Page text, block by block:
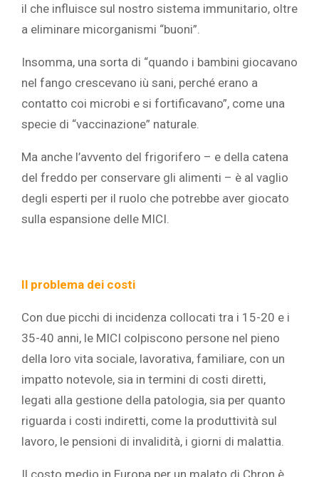
il che influisce sul nostro sistema immunitario, oltre
a eliminare micorganismi “buoni”.
Insomma, una sorta di “quando i bambini giocavano
nel fango crescevano iù sani, perché erano a
contatto coi microbi e si fortificavano”, come una
specie di “vaccinazione” naturale.
Ma anche l’avvento del frigorifero – e della catena
del freddo per conservare gli alimenti – è al vaglio
degli esperti per il ruolo che potrebbe aver giocato
sulla espansione delle MICI.
Il problema dei costi
Con due picchi di incidenza collocati tra i 15-20 e i
35-40 anni, le MICI colpiscono persone nel pieno
della loro vita sociale, lavorativa, familiare, con un
impatto notevole, sia in termini di costi diretti,
legati alla gestione della patologia, sia per quanto
riguarda i costi indiretti, come la produttività sul
lavoro, le pensioni di invalidità, i giorni di malattia.
Il costo medio in Europa per un malato di Chron è